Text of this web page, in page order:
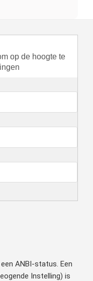
op de hoogte te
ANBI-status. Een
Instelling) is